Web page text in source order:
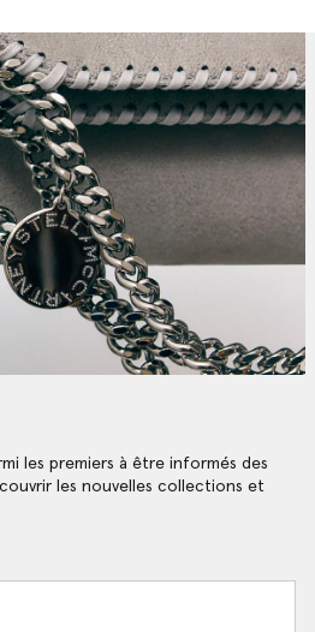
les premiers à être informés des
les nouvelles collections et